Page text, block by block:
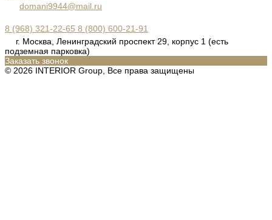
domani9944@mail.ru
8 (968) 321-22-65 8 (800) 600-21-91
г. Москва, Ленинградский проспект 29, корпус 1 (есть
подземная парковка)
Заказать звонок
© 2026 INTERIOR Group, Все права защищены